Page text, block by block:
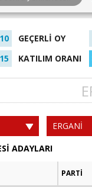
GEÇERLİ OY
KATILIM ORANI
ERGANİ
ADAYLARI
PARTİ